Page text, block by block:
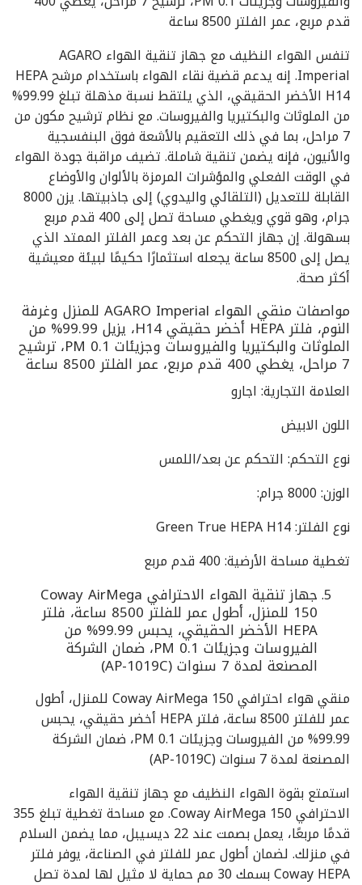
قدم مربع، عمر الفلتر 8500 ساعة
تنفس الهواء النظيف مع جهاز تنقية الهواء AGARO
Imperial. إنه يدعم قضية نقاء الهواء باستخدام مرشح HEPA
H14 الأخضر الحقيقي، الذي يلتقط نسبة مذهلة تبلغ 99.99%
من الملوثات والبكتيريا والفيروسات. مع نظام ترشيح مكون من
7 مراحل، بما في ذلك التعقيم بالأشعة فوق البنفسجية
والأنيون، فإنه يضمن تنقية شاملة. تضيف مراقبة جودة الهواء
في الوقت الفعلي والمؤشرات المرمزة بالألوان والأوضاع
القابلة للتعديل (التلقائي واليدوي) إلى جاذبيتها. يزن 8000
جرام، وهو قوي ويغطي مساحة تصل إلى 400 قدم مربع
بسهولة. إن جهاز التحكم عن بعد وعمر الفلتر الممتد الذي
يصل إلى 8500 ساعة يجعله استثمارًا حكيمًا لبيئة معيشية
أكثر صحة.
مواصفات منقي الهواء AGARO Imperial للمنزل وغرفة
النوم، فلتر HEPA أخضر حقيقي H14، يزيل 99.99% من
الملوثات والبكتيريا والفيروسات وجزيئات PM 0.1، ترشيح
7 مراحل، يغطي 400 قدم مربع، عمر الفلتر 8500 ساعة
العلامة التجارية: اجارو
اللون الابيض
نوع التحكم: التحكم عن بعد/اللمس
الوزن: 8000 جرام:
نوع الفلتر: Green True HEPA H14
تغطية مساحة الأرضية: 400 قدم مربع
جهاز تنقية الهواء الاحترافي Coway AirMega
150 للمنزل، أطول عمر للفلتر 8500 ساعة، فلتر
HEPA الأخضر الحقيقي، يحبس 99.99% من
الفيروسات وجزيئات PM 0.1، ضمان الشركة
المصنعة لمدة 7 سنوات (AP-1019C)
منقي هواء احترافي Coway AirMega 150 للمنزل، أطول
عمر للفلتر 8500 ساعة، فلتر HEPA أخضر حقيقي، يحبس
99.99% من الفيروسات وجزيئات PM 0.1، ضمان الشركة
المصنعة لمدة 7 سنوات (AP-1019C)
استمتع بقوة الهواء النظيف مع جهاز تنقية الهواء
الاحترافي Coway AirMega 150. مع مساحة تغطية تبلغ 355
قدمًا مربعًا، يعمل بصمت عند 22 ديسيبل، مما يضمن السلام
في منزلك. لضمان أطول عمر للفلتر في الصناعة، يوفر فلتر
Coway HEPA بسمك 30 مم حماية لا مثيل لها لمدة تصل